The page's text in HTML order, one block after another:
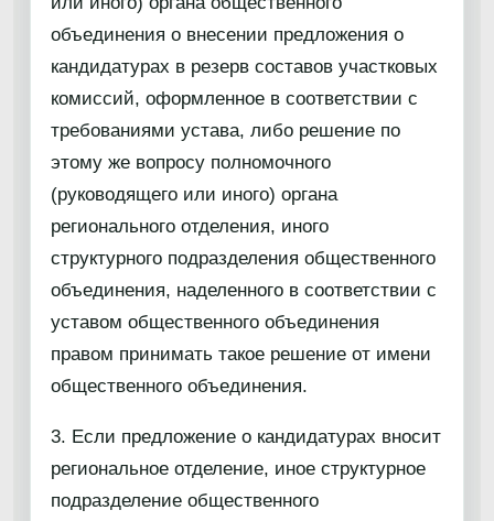
объединения о внесении предложения о
кандидатурах в резерв составов участковых
комиссий, оформленное в соответствии с
требованиями устава, либо решение по
этому же вопросу полномочного
(руководящего или иного) органа
регионального отделения, иного
структурного подразделения общественного
объединения, наделенного в соответствии с
уставом общественного объединения
правом принимать такое решение от имени
общественного объединения.
3. Если предложение о кандидатурах вносит
региональное отделение, иное структурное
подразделение общественного